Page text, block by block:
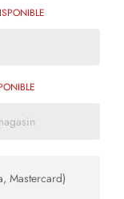
Mastercard)